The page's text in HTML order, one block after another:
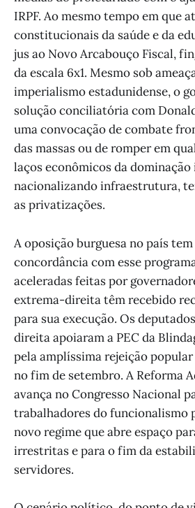
IRPF. Ao mesmo tempo em que
constitucionais da saúde e da
jus ao Novo Arcabouço Fiscal,
da escala 6x1. Mesmo sob
imperialismo estadunidense, o
solução conciliatória com
uma convocação de combate
das massas ou de romper em
laços econômicos da
nacionalizando infraestrutura,
as privatizações.
A oposição burguesa no país
concordância com esse
aceleradas feitas por
extrema-direita têm recebido
para sua execução. Os
direita apoiaram a PEC da
pela amplíssima rejeição
no fim de setembro. A Reforma
avança no Congresso Nacional
trabalhadores do funcionalismo
novo regime que abre espaço
irrestritas e para o fim da
servidores.